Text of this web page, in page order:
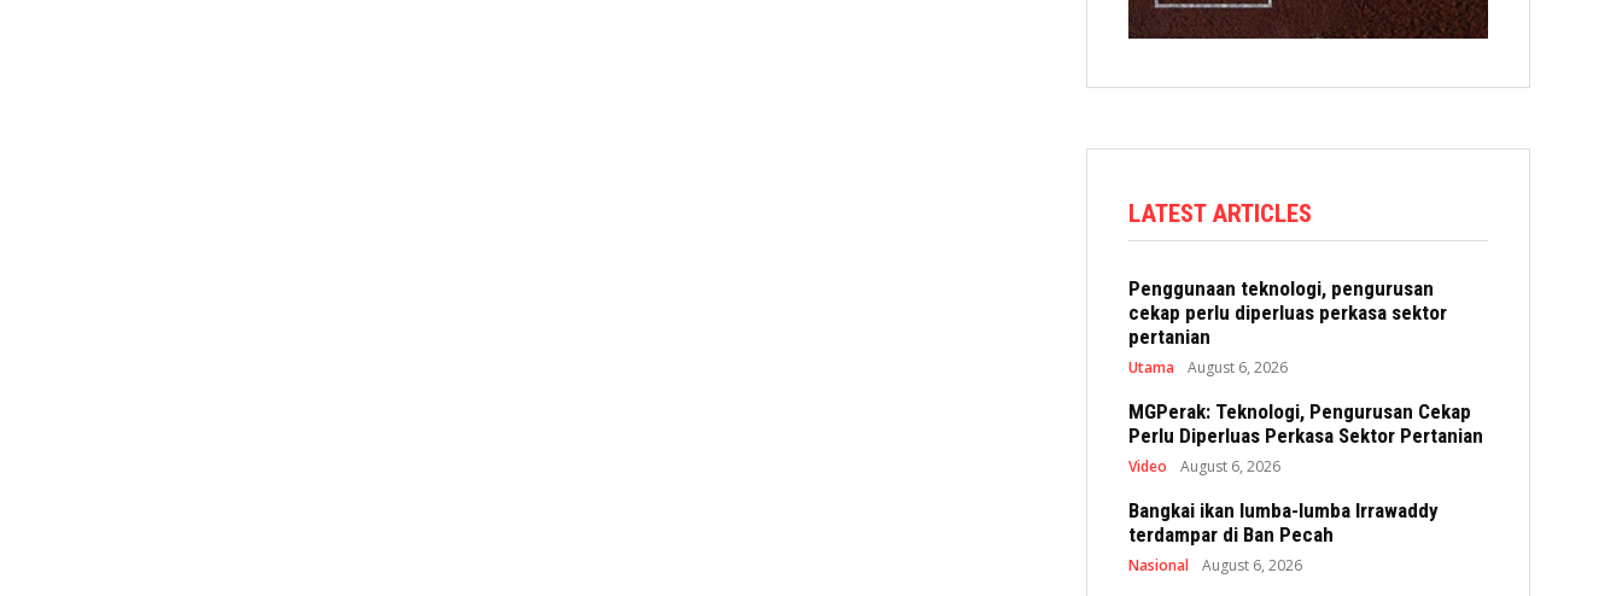
LATEST ARTICLES
Penggunaan teknologi, pengurusan
cekap perlu diperluas perkasa sektor
pertanian
Utama August 6, 2026
MGPerak: Teknologi, Pengurusan Cekap
Perlu Diperluas Perkasa Sektor Pertanian
Video August 6, 2026
Bangkai ikan lumba-lumba Irrawaddy
terdampar di Ban Pecah
Nasional August 6, 2026